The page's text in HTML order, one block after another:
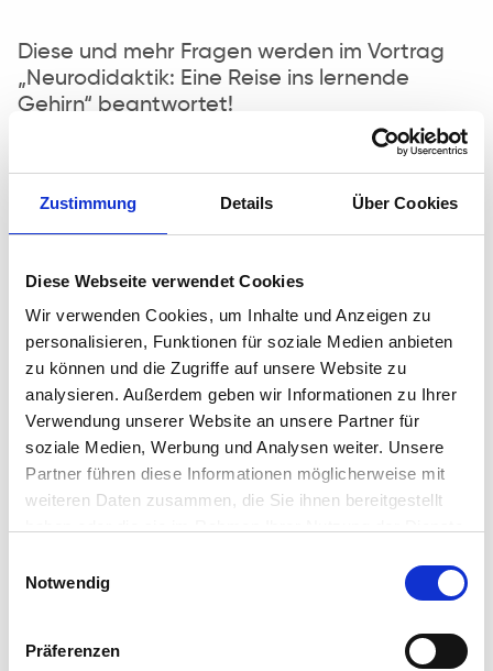
Zustimmung Details Über Cookies
Diese Webseite verwendet Cookies
Wir verwenden Cookies, um Inhalte und Anzeigen zu
personalisieren, Funktionen für soziale Medien anbieten
zu können und die Zugriffe auf unsere Website zu
analysieren. Außerdem geben wir Informationen zu Ihrer
Verwendung unserer Website an unsere Partner für
soziale Medien, Werbung und Analysen weiter. Unsere
Partner führen diese Informationen möglicherweise mit
weiteren Daten zusammen, die Sie ihnen bereitgestellt
Notwendig
Präferenzen
Diese und mehr Fragen werden im Vortrag
„Neurodidaktik: Eine Reise ins lernende
Gehirn“ beantwortet!
In einem spannenden Vortrag nimmt euchProf. Dr.
Universität MainzfürDeutsch als Fremdsprache /
Deutsch als Zweitsprachemit in die Welt der
Neurodidaktik– dorthin, wo Lehren und Lernen auf
Neurowissenschaft trifft.
Im Fokus stehen zentrale Bereiche unseres Gehirns: die
Rolle despräfrontalen Cortex als Steuerzentrale für
Planung und Aufmerksamkeit, die Funktionen des
limbischen Systemsbei Motivation und Emotion – und
die Bedeutung vonNeurotransmitternim Lernprozess.
zu kurz. Dabei beleuchten wir kritisch den Mythos der
sogenannten „Lerntypen“ – und was wirklich hinter dieser
Mit einemwissenschaftlich fundierten und praxisnahen